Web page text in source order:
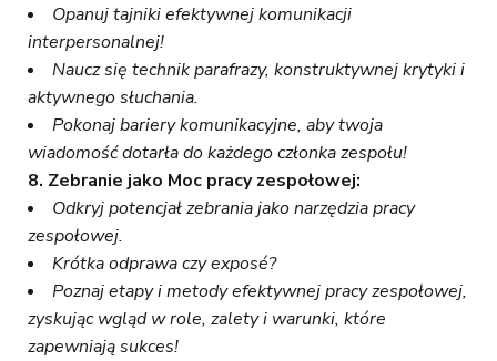
Opanuj tajniki efektywnej komunikacji
interpersonalnej!
Naucz się technik parafrazy, konstruktywnej krytyki i
aktywnego słuchania.
Pokonaj bariery komunikacyjne, aby twoja
wiadomość dotarła do każdego członka zespołu!
8. Zebranie jako Moc pracy zespołowej:
Odkryj potencjał zebrania jako narzędzia pracy
zespołowej.
Krótka odprawa czy exposé?
Poznaj etapy i metody efektywnej pracy zespołowej,
zyskując wgląd w role, zalety i warunki, które
zapewniają sukces!